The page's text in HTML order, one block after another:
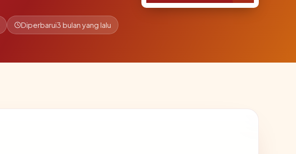
Diperbarui3 bulan yang lalu